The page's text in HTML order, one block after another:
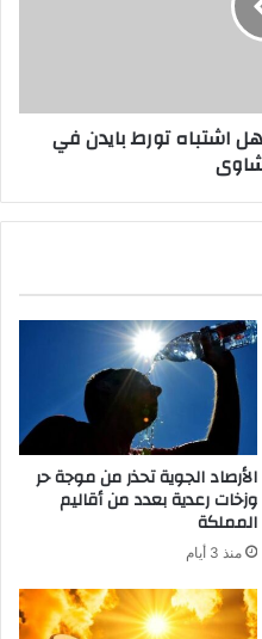
اشتباه تورط بايدن في
الأرصاد الجوية تحذر من موجة حر
وزخات رعدية بعدد من أقاليم
المملكة
منذ 3 أيام